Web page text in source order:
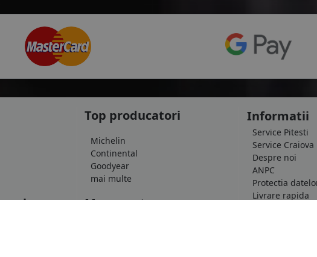
Top producatori
Michelin
Continental
Goodyear
mai multe
Marca auto
Informatii
Service Pitesti
Service Craiova
Despre noi
ANPC
Protectia
Livrare rapida